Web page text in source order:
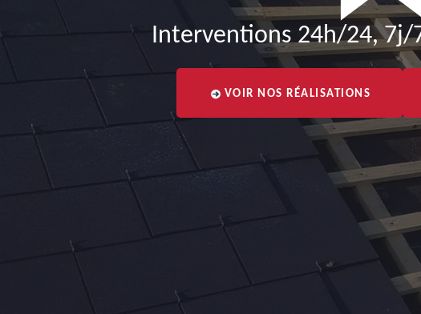
Interventions 24h/24, 7j/
VOIR NOS RÉALISATIONS